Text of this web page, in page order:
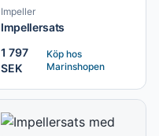
Impeller
Impellersats
1 797
SEK
Köp hos
Marinshopen